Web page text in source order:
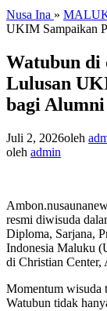
Nusa Ina »
UKIM Sampaikan
Watubun di
Lulusan
bagi Alumni
Juli 2, 2026oleh
oleh admin
resmi diwisuda
Diploma, Sarjana,
Indonesia Maluku
di Christian Center,
Momentum wisuda
Watubun tidak